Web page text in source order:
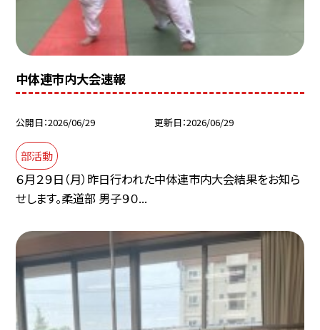
中体連市内大会速報
公開日 2026/06/29 更新日 2026/06/29
部活動
６月２９日（月）昨日行われた中体連市内大会結果をお知ら
せします。柔道部 男子９０...